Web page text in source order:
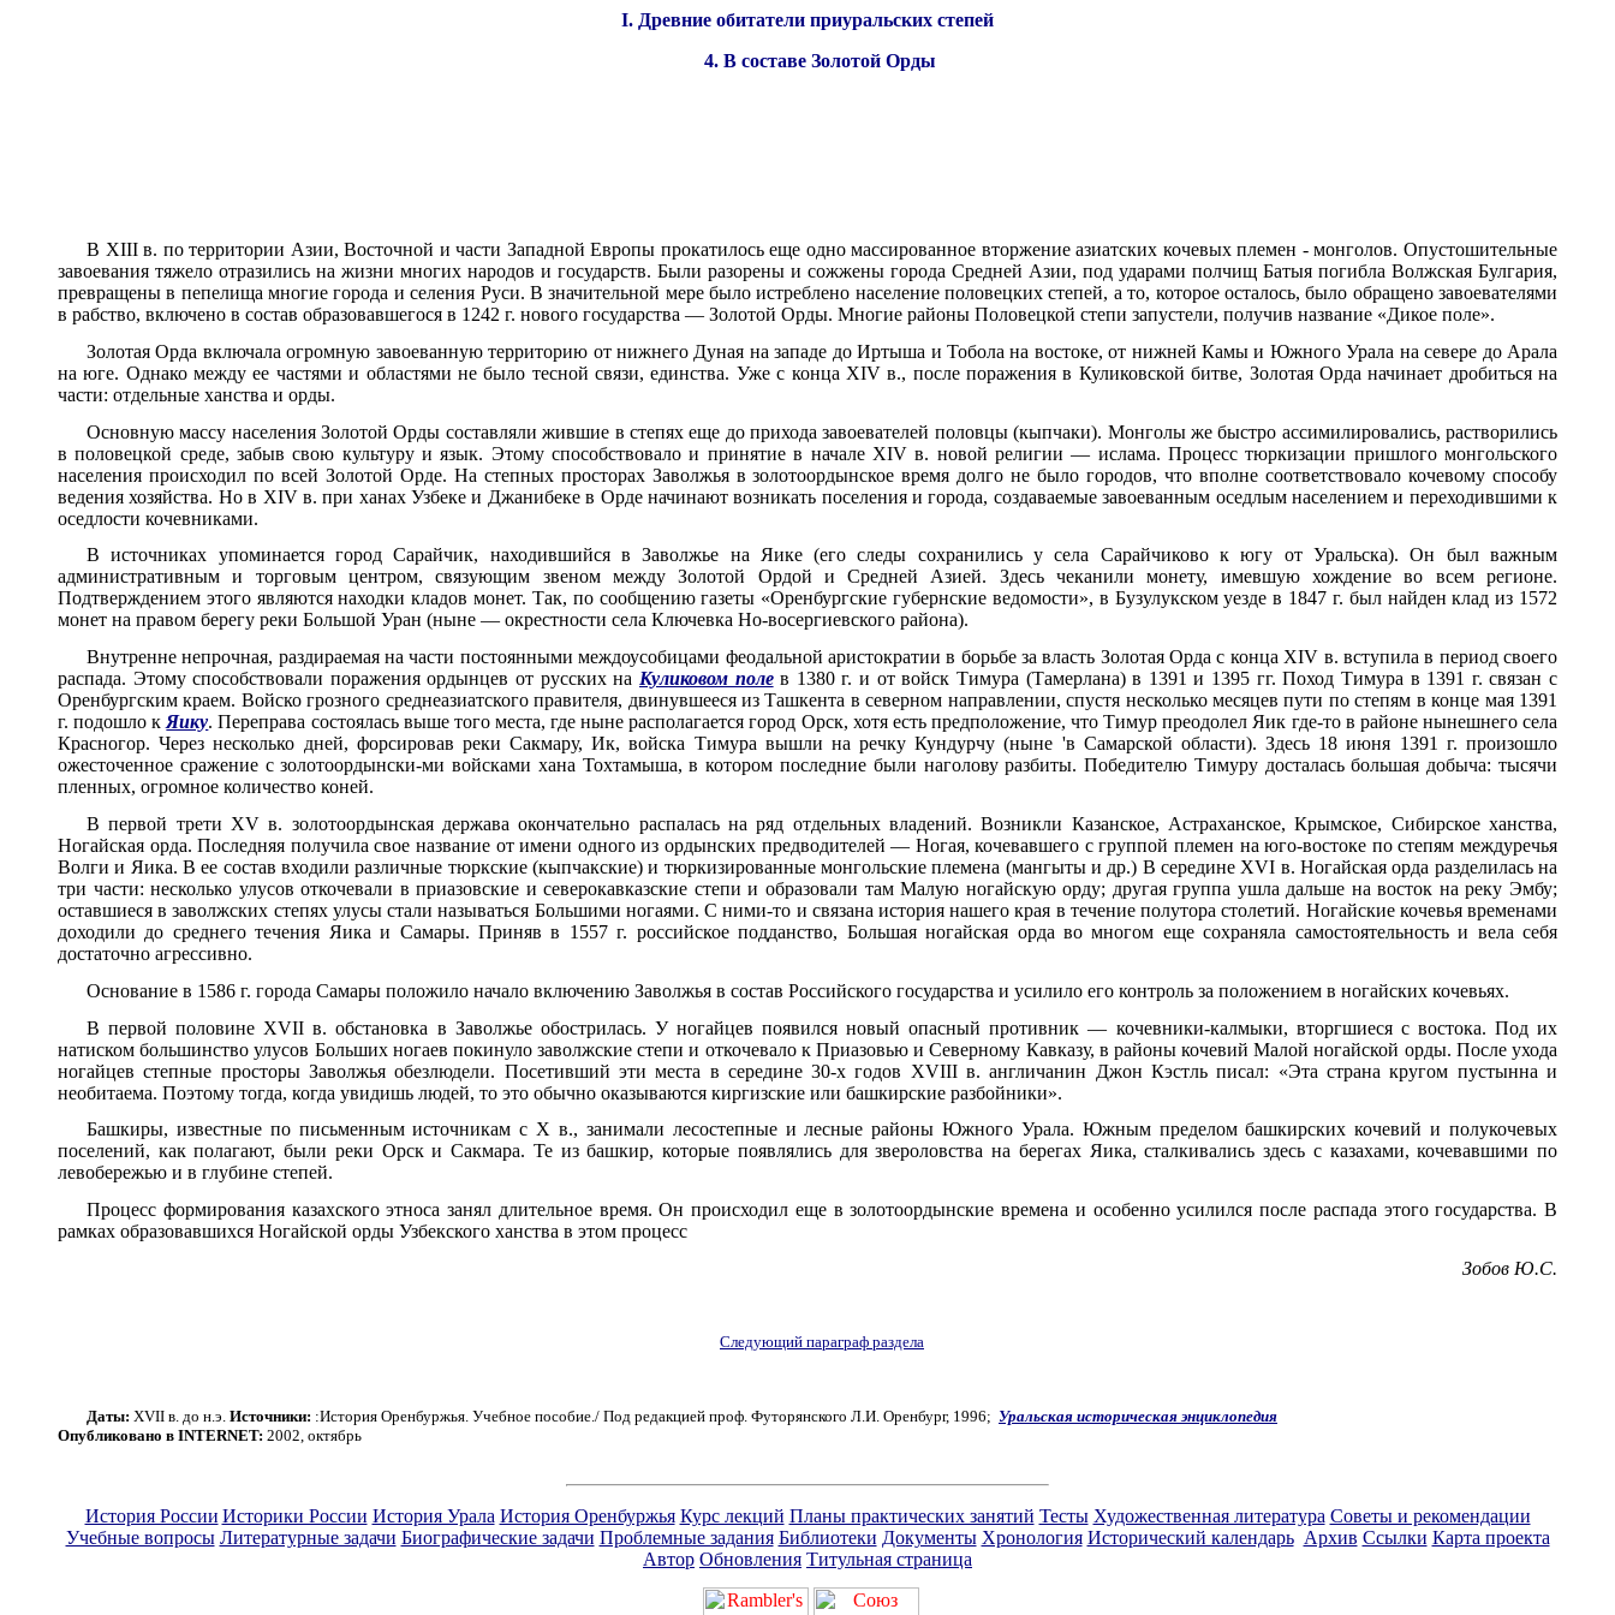
I. Древние обитатели приуральских степей
4. В составе Золотой Орды
В XIII в. по территории Азии, Восточной и части Западной Европы прокатилось еще одно массированное вторжение азиатских кочевых племен - монголов. Опустошительные
завоевания тяжело отразились на жизни многих народов и государств. Были разорены и сожжены города Средней Азии, под ударами полчищ Батыя погибла Волжская Булгария,
превращены в пепелища многие города и селения Руси. В значительной мере было истреблено население половецких степей, а то, которое осталось, было обращено завоевателями
в рабство, включено в состав образовавшегося в 1242 г. нового государства — Золотой Орды. Многие районы Половецкой степи запустели, получив название «Дикое поле».
Золотая Орда включала огромную завоеванную территорию от нижнего Дуная на западе до Иртыша и Тобола на востоке, от нижней Камы и Южного Урала на севере до Арала
на юге. Однако между ее частями и областями не было тесной связи, единства. Уже с конца XIV в., после поражения в Куликовской битве, Золотая Орда начинает дробиться на
части: отдельные ханства и орды.
Основную массу населения Золотой Орды составляли жившие в степях еще до прихода завоевателей половцы (кыпчаки). Монголы же быстро ассимилировались, растворились
в половецкой среде, забыв свою культуру и язык. Этому способствовало и принятие в начале XIV в. новой религии — ислама. Процесс тюркизации пришлого монгольского
населения происходил по всей Золотой Орде. На степных просторах Заволжья в золотоордынское время долго не было городов, что вполне соответствовало кочевому способу
ведения хозяйства. Но в XIV в. при ханах Узбеке и Джанибеке в Орде начинают возникать поселения и города, создаваемые завоеванным оседлым населением и переходившими к
оседлости кочевниками.
В источниках упоминается город Сарайчик, находившийся в Заволжье на Яике (его следы сохранились у села Сарайчиково к югу от Уральска). Он был важным
административным и торговым центром, связующим звеном между Золотой Ордой и Средней Азией. Здесь чеканили монету, имевшую хождение во всем регионе.
Подтверждением этого являются находки кладов монет. Так, по сообщению газеты «Оренбургские губернские ведомости», в Бузулукском уезде в 1847 г. был найден клад из 1572
монет на правом берегу реки Большой Уран (ныне — окрестности села Ключевка Но-восергиевского района).
Внутренне непрочная, раздираемая на части постоянными междоусобицами феодальной аристократии в борьбе за власть Золотая Орда с конца XIV в. вступила в период своего
распада. Этому способствовали поражения ордынцев от русских на Куликовом полев 1380 г. и от войск Тимура (Тамерлана) в 1391 и 1395 гг. Поход Тимура в 1391 г. связан с
Оренбургским краем. Войско грозного среднеазиатского правителя, двинувшееся из Ташкента в северном направлении, спустя несколько месяцев пути по степям в конце мая 1391
г. подошло к Яику. Переправа состоялась выше того места, где ныне располагается город Орск, хотя есть предположение, что Тимур преодолел Яик где-то в районе нынешнего села
Красногор. Через несколько дней, форсировав реки Сакмару, Ик, войска Тимура вышли на речку Кундурчу (ныне 'в Самарской области). Здесь 18 июня 1391 г. произошло
ожесточенное сражение с золотоордынски-ми войсками хана Тохтамыша, в котором последние были наголову разбиты. Победителю Тимуру досталась большая добыча: тысячи
пленных, огромное количество коней.
В первой трети XV в. золотоордынская держава окончательно распалась на ряд отдельных владений. Возникли Казанское, Астраханское, Крымское, Сибирское ханства,
Ногайская орда. Последняя получила свое название от имени одного из ордынских предводителей — Ногая, кочевавшего с группой племен на юго-востоке по степям междуречья
Волги и Яика. В ее состав входили различные тюркские (кыпчакские) и тюркизированные монгольские племена (мангыты и др.) В середине XVI в. Ногайская орда разделилась на
три части: несколько улусов откочевали в приазовские и северокавказские степи и образовали там Малую ногайскую орду; другая группа ушла дальше на восток на реку Эмбу;
оставшиеся в заволжских степях улусы стали называться Большими ногаями. С ними-то и связана история нашего края в течение полутора столетий. Ногайские кочевья временами
доходили до среднего течения Яика и Самары. Приняв в 1557 г. российское подданство, Большая ногайская орда во многом еще сохраняла самостоятельность и вела себя
достаточно агрессивно.
Основание в 1586 г. города Самары положило начало включению Заволжья в состав Российского государства и усилило его контроль за положением в ногайских кочевьях.
В первой половине XVII в. обстановка в Заволжье обострилась. У ногайцев появился новый опасный противник — кочевники-калмыки, вторгшиеся с востока. Под их
натиском большинство улусов Больших ногаев покинуло заволжские степи и откочевало к Приазовью и Северному Кавказу, в районы кочевий Малой ногайской орды. После ухода
ногайцев степные просторы Заволжья обезлюдели. Посетивший эти места в середине 30-х годов XVIII в. англичанин Джон Кэстль писал: «Эта страна кругом пустынна и
необитаема. Поэтому тогда, когда увидишь людей, то это обычно оказываются киргизские или башкирские разбойники».
Башкиры, известные по письменным источникам с X в., занимали лесостепные и лесные районы Южного Урала. Южным пределом башкирских кочевий и полукочевых
поселений, как полагают, были реки Орск и Сакмара. Те из башкир, которые появлялись для звероловства на берегах Яика, сталкивались здесь с казахами, кочевавшими по
левобережью и в глубине степей.
Процесс формирования казахского этноса занял длительное время. Он происходил еще в золотоордынские времена и особенно усилился после распада этого государства. В
рамках образовавшихся Ногайской орды Узбекского ханства в этом процесс
Зобов Ю.С.
Следующий параграф раздела
Даты: XVII в. до н.э. Источники: :История Оренбуржья. Учебное пособие./ Под редакцией проф. Футорянского Л.И. Оренбург, 1996; Уральская историческая энциклопедия
Опубликовано в INTERNET: 2002, октябрь
История России Историки России История Урала История Оренбуржья Курс лекций Планы практических занятий Тесты Художественная литература Советы и рекомендации
Учебные вопросы Литературные задачи Биографические задачи Проблемные задания Библиотеки Документы Хронология Исторический календарь Архив Ссылки Карта проекта
Автор Обновления Титульная страница